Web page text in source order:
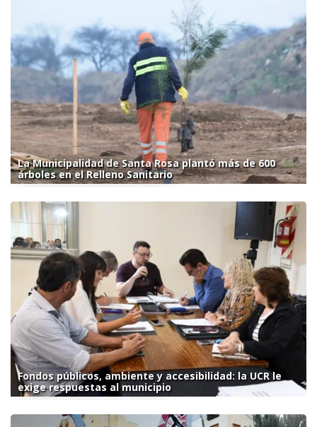
La Municipalidad de Santa Rosa plantó más de 600
árboles en el Relleno Sanitario
Fondos públicos, ambiente y accesibilidad: la UCR le
exige respuestas al municipio